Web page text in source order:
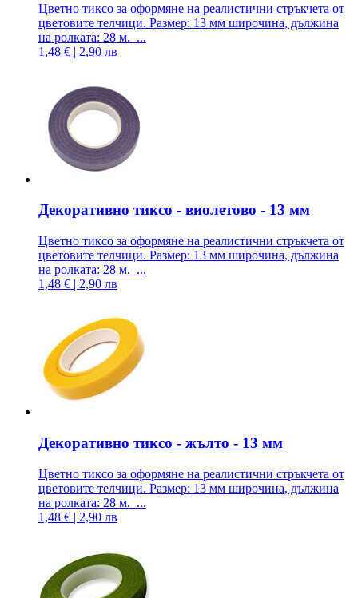
Цветно тиксо за оформяне на реалистични стръкчета от
цветовите телчици. Размер: 13 мм широчина, дължина
на ролката: 28 м. ...
1,48 € | 2,90 лв
Декоративно тиксо - виолетово - 13 мм
Цветно тиксо за оформяне на реалистични стръкчета от
цветовите телчици. Размер: 13 мм широчина, дължина
на ролката: 28 м. ...
1,48 € | 2,90 лв
Декоративно тиксо - жълто - 13 мм
Цветно тиксо за оформяне на реалистични стръкчета от
цветовите телчици. Размер: 13 мм широчина, дължина
на ролката: 28 м. ...
1,48 € | 2,90 лв